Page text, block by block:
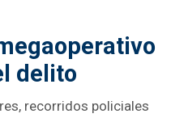
delito
recorridos policiales